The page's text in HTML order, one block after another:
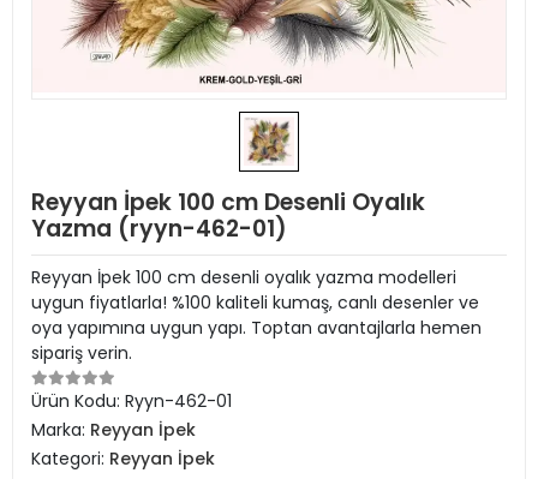
Reyyan İpek 100 cm Desenli Oyalık
Yazma (ryyn-462-01)
Reyyan İpek 100 cm desenli oyalık yazma modelleri
uygun fiyatlarla! %100 kaliteli kumaş, canlı desenler ve
oya yapımına uygun yapı. Toptan avantajlarla hemen
sipariş verin.
Ürün Kodu: Ryyn-462-01
Marka: Reyyan İpek
Kategori: Reyyan İpek